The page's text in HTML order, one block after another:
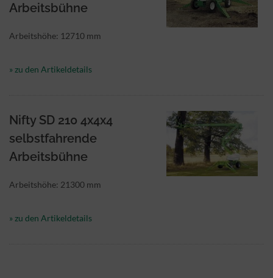
Arbeitsbühne
Arbeitshöhe: 12710 mm
» zu den Artikeldetails
Nifty SD 210 4x4x4
selbstfahrende
Arbeitsbühne
Arbeitshöhe: 21300 mm
» zu den Artikeldetails